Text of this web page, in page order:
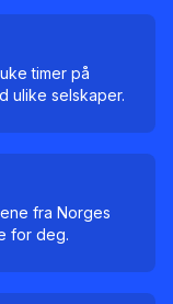
timer på
ulike selskaper.
fra Norges
for deg.